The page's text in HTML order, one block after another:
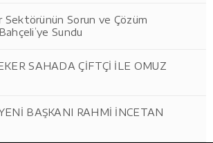
Sektörünün Sorun ve Çözüm
Sundu
SAHADA ÇİFTÇİ İLE OMUZ
BAŞKANI RAHMİ İNCETAN